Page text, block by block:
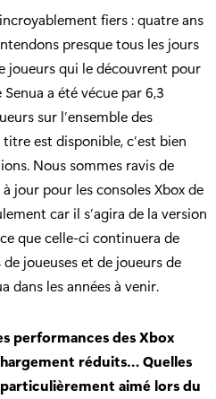
fiers : quatre ans
presque tous les jours
joueurs qui le découvrent pour
a été vécue par 6,3
sur l’ensemble des
est disponible, c’est bien
Nous sommes ravis de
jour pour les consoles Xbox de
car il s’agira de la version
que celle-ci continuera de
joueuses et de joueurs de
dans les années à venir.
performances des Xbox
réduits… Quelles
aimé lors du